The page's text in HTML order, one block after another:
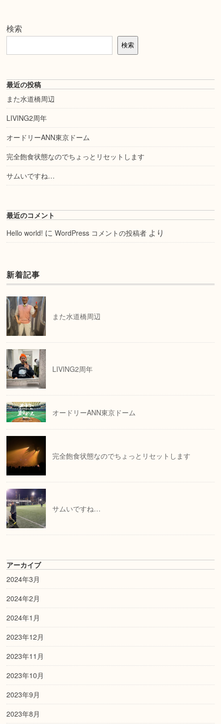
検索
検索
最近の投稿
また水道橋周辺
LIVING2周年
オードリーANN東京ドーム
完全飽食状態なのでちょっとリセットします
サムいですね…
最近のコメント
Hello world! にWordPress コメントの投稿者 より
新着記事
また水道橋周辺
LIVING2周年
オードリーANN東京ドーム
完全飽食状態なのでちょっとリセットします
サムいですね…
アーカイブ
2024年3月
2024年2月
2024年1月
2023年12月
2023年11月
2023年10月
2023年9月
2023年8月